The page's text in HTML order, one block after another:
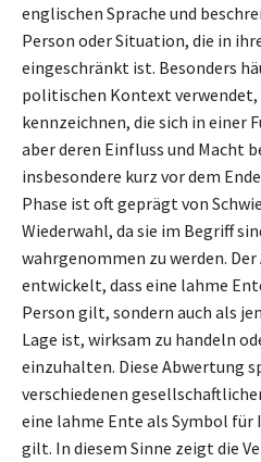
englischen Sprache und
Person oder Situation, die in
eingeschränkt ist. Besonders
politischen Kontext
kennzeichnen, die sich in einer
aber deren Einfluss und Macht
insbesondere kurz vor dem
Phase ist oft geprägt von
Wiederwahl, da sie im Begriff
wahrgenommen zu werden. Der
entwickelt, dass eine lahme
Person gilt, sondern auch als
Lage ist, wirksam zu handeln
einzuhalten. Diese Abwertung
verschiedenen
eine lahme Ente als Symbol
gilt. In diesem Sinne zeigt die